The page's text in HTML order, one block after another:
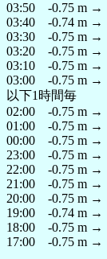
03:50 -0.75 m →
03:40 -0.74 m →
03:30 -0.75 m →
03:20 -0.75 m →
03:10 -0.75 m →
03:00 -0.75 m →
以下1時間毎
02:00 -0.75 m →
01:00 -0.75 m →
00:00 -0.75 m →
23:00 -0.75 m →
22:00 -0.75 m →
21:00 -0.75 m →
20:00 -0.75 m →
19:00 -0.74 m →
18:00 -0.75 m →
17:00 -0.75 m →